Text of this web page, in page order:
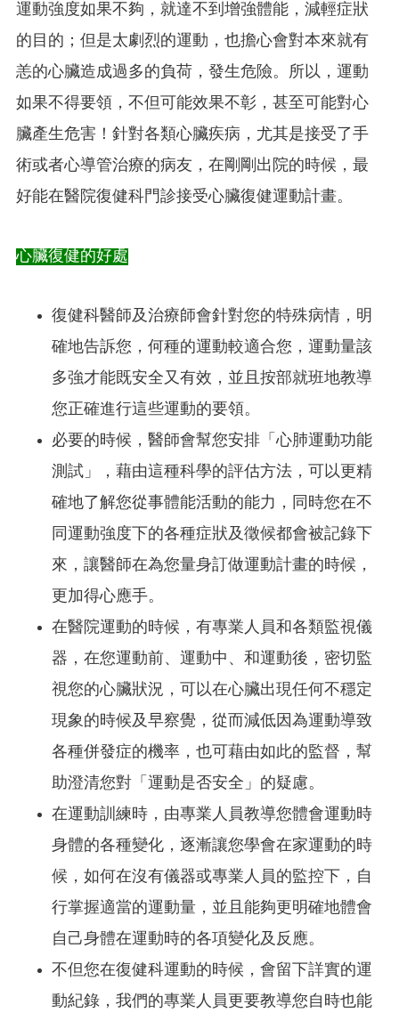
運動強度如果不夠，就達不到增強體能，減輕症狀
的目的；但是太劇烈的運動，也擔心會對本來就有
恙的心臟造成過多的負荷，發生危險。所以，運動
如果不得要領，不但可能效果不彰，甚至可能對心
臟產生危害！針對各類心臟疾病，尤其是接受了手
術或者心導管治療的病友，在剛剛出院的時候，最
好能在醫院復健科門診接受心臟復健運動計畫。
心臟復健的好處
復健科醫師及治療師會針對您的特殊病情，明
確地告訴您，何種的運動較適合您，運動量該
多強才能既安全又有效，並且按部就班地教導
您正確進行這些運動的要領。
必要的時候，醫師會幫您安排「心肺運動功能
測試」，藉由這種科學的評估方法，可以更精
確地了解您從事體能活動的能力，同時您在不
同運動強度下的各種症狀及徵候都會被記錄下
來，讓醫師在為您量身訂做運動計畫的時候，
更加得心應手。
在醫院運動的時候，有專業人員和各類監視儀
器，在您運動前、運動中、和運動後，密切監
視您的心臟狀況，可以在心臟出現任何不穩定
現象的時候及早察覺，從而減低因為運動導致
各種併發症的機率，也可藉由如此的監督，幫
助澄清您對「運動是否安全」的疑慮。
在運動訓練時，由專業人員教導您體會運動時
身體的各種變化，逐漸讓您學會在家運動的時
候，如何在沒有儀器或專業人員的監控下，自
行掌握適當的運動量，並且能夠更明確地體會
自己身體在運動時的各項變化及反應。
不但您在復健科運動的時候，會留下詳實的運
動紀錄，我們的專業人員更要教導您自時也能